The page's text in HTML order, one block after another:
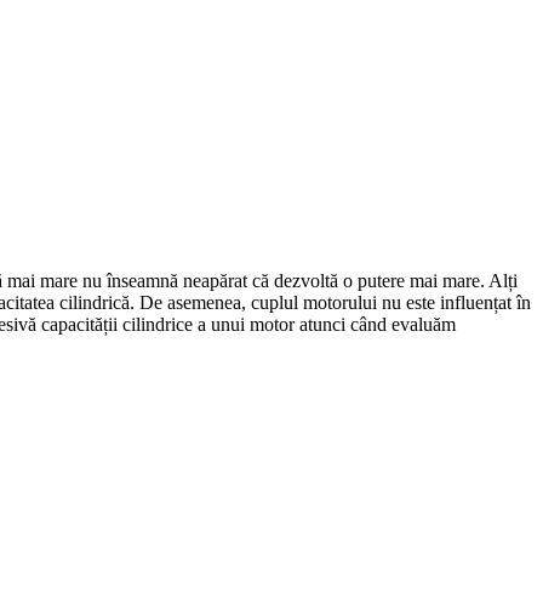
mare nu înseamnă neapărat că dezvoltă o putere mai mare. Alți
cilindrică. De asemenea, cuplul motorului nu este influențat în
capacității cilindrice a unui motor atunci când evaluăm